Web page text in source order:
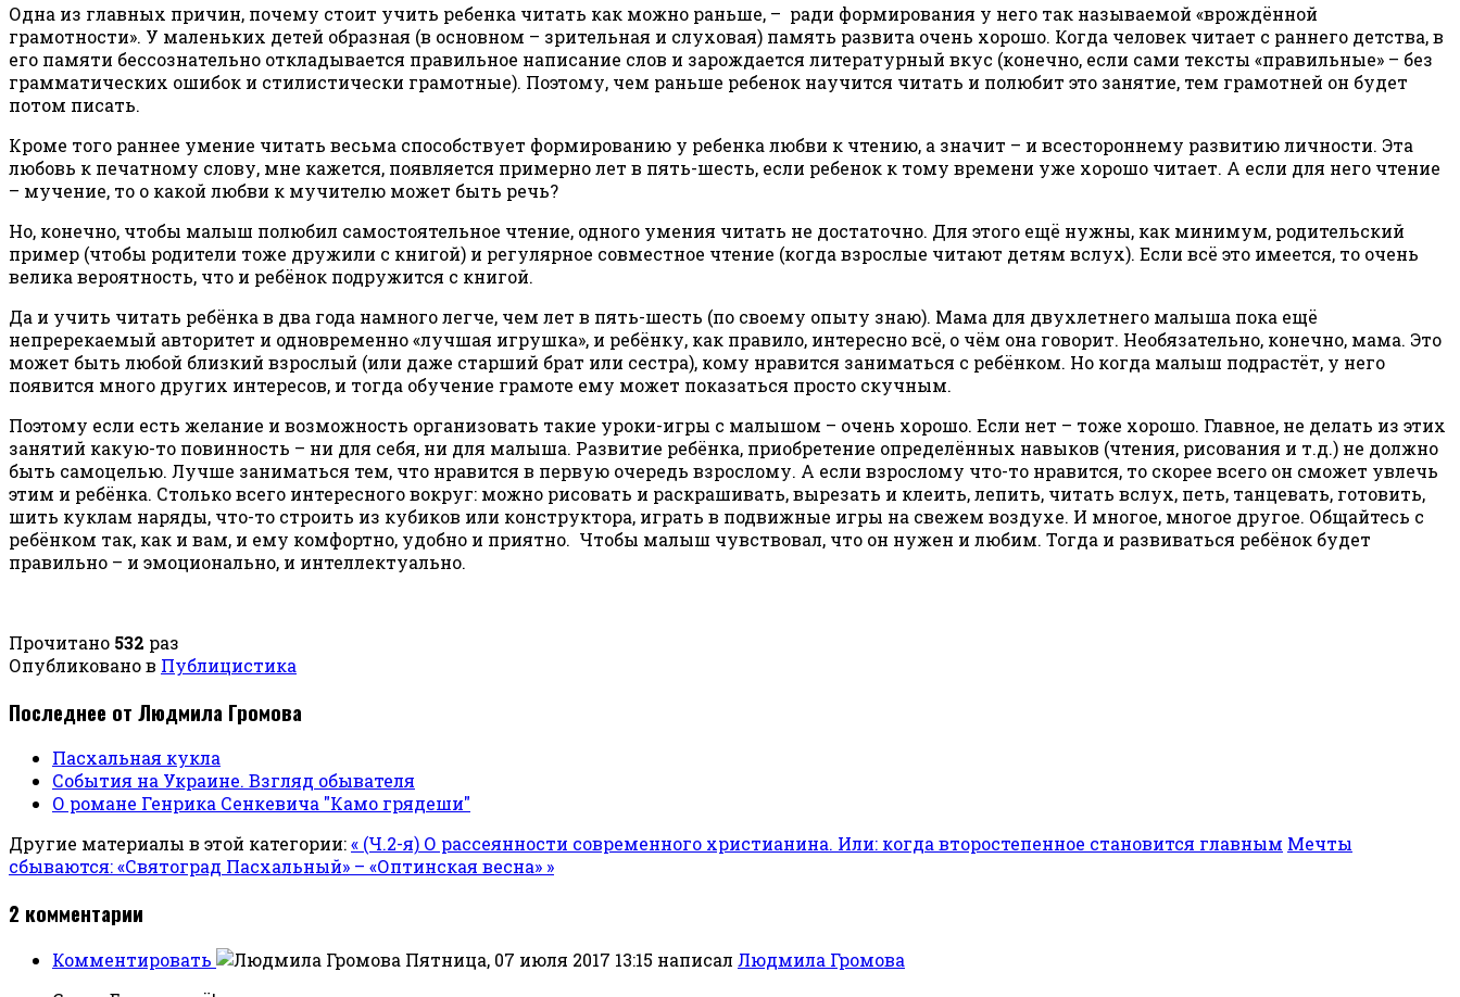
Одна из главных причин, почему стоит учить ребенка читать как можно раньше, – ради формирования у него так называемой «врождённой
грамотности». У маленьких детей образная (в основном – зрительная и слуховая) память развита очень хорошо. Когда человек читает с раннего детства, в
его памяти бессознательно откладывается правильное написание слов и зарождается литературный вкус (конечно, если сами тексты «правильные» – без
грамматических ошибок и стилистически грамотные). Поэтому, чем раньше ребенок научится читать и полюбит это занятие, тем грамотней он будет
потом писать.
Кроме того раннее умение читать весьма способствует формированию у ребенка любви к чтению, а значит – и всестороннему развитию личности. Эта
любовь к печатному слову, мне кажется, появляется примерно лет в пять-шесть, если ребенок к тому времени уже хорошо читает. А если для него чтение
– мучение, то о какой любви к мучителю может быть речь?
Но, конечно, чтобы малыш полюбил самостоятельное чтение, одного умения читать не достаточно. Для этого ещё нужны, как минимум, родительский
пример (чтобы родители тоже дружили с книгой) и регулярное совместное чтение (когда взрослые читают детям вслух). Если всё это имеется, то очень
велика вероятность, что и ребёнок подружится с книгой.
Да и учить читать ребёнка в два года намного легче, чем лет в пять-шесть (по своему опыту знаю). Мама для двухлетнего малыша пока ещё
непререкаемый авторитет и одновременно «лучшая игрушка», и ребёнку, как правило, интересно всё, о чём она говорит. Необязательно, конечно, мама. Это
может быть любой близкий взрослый (или даже старший брат или сестра), кому нравится заниматься с ребёнком. Но когда малыш подрастёт, у него
появится много других интересов, и тогда обучение грамоте ему может показаться просто скучным.
Поэтому если есть желание и возможность организовать такие уроки-игры с малышом – очень хорошо. Если нет – тоже хорошо. Главное, не делать из этих
занятий какую-то повинность – ни для себя, ни для малыша. Развитие ребёнка, приобретение определённых навыков (чтения, рисования и т.д.) не должно
быть самоцелью. Лучше заниматься тем, что нравится в первую очередь взрослому. А если взрослому что-то нравится, то скорее всего он сможет увлечь
этим и ребёнка. Столько всего интересного вокруг: можно рисовать и раскрашивать, вырезать и клеить, лепить, читать вслух, петь, танцевать, готовить,
шить куклам наряды, что-то строить из кубиков или конструктора, играть в подвижные игры на свежем воздухе. И многое, многое другое. Общайтесь с
ребёнком так, как и вам, и ему комфортно, удобно и приятно. Чтобы малыш чувствовал, что он нужен и любим. Тогда и развиваться ребёнок будет
правильно – и эмоционально, и интеллектуально.
Прочитано 532 раз
Опубликовано в Публицистика
Последнее от Людмила Громова
Пасхальная кукла
События на Украине. Взгляд обывателя
О романе Генрика Сенкевича "Камо грядеши"
Другие материалы в этой категории:« (Ч.2-я) О рассеянности современного христианина. Или: когда второстепенное становится главным Мечты
сбываются: «Святоград Пасхальный» – «Оптинская весна» »
2 комментарии
Комментировать Пятница, 07 июля 2017 13:15 написал Людмила Громова